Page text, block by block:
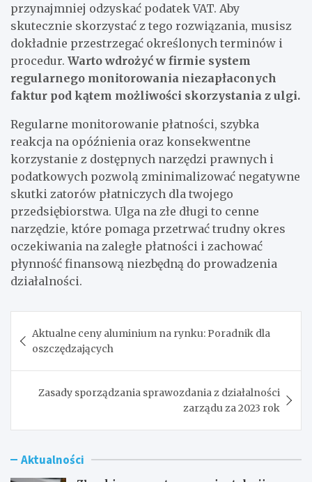
przynajmniej odzyskać podatek VAT. Aby
skutecznie skorzystać z tego rozwiązania, musisz
dokładnie przestrzegać określonych terminów i
procedur. Warto wdrożyć w firmie system
regularnego monitorowania niezapłaconych
faktur pod kątem możliwości skorzystania z ulgi.
Regularne monitorowanie płatności, szybka
reakcja na opóźnienia oraz konsekwentne
korzystanie z dostępnych narzędzi prawnych i
podatkowych pozwolą zminimalizować negatywne
skutki zatorów płatniczych dla twojego
przedsiębiorstwa. Ulga na złe długi to cenne
narzędzie, które pomaga przetrwać trudny okres
oczekiwania na zaległe płatności i zachować
płynność finansową niezbędną do prowadzenia
działalności.
wpisu
Aktualne ceny aluminium na rynku: Poradnik dla
oszczędzających
Zasady sporządzania sprawozdania z działalności
zarządu za 2023 rok
Aktualności